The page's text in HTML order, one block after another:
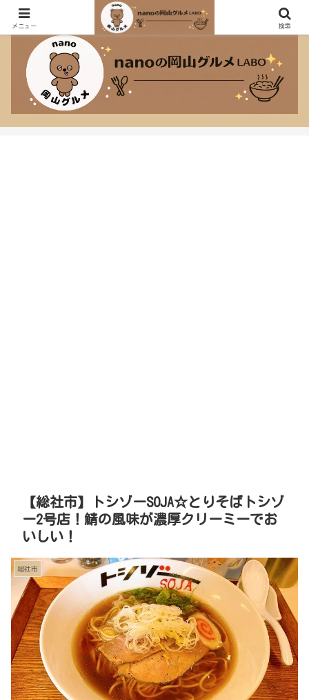
おしゃれなカフェも大盛り定食も大好きなnanoのグルメブログ！
【総社市】トシゾーSOJA☆とりそばトシゾ
ー2号店！鯖の風味が濃厚クリーミーでお
いしい！
総社市
メニュー 検索